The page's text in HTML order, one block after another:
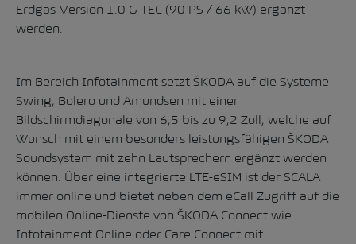
Erdgas-Version 1.0 G-TEC (90 PS / 66 kW) ergänzt
werden.
Im Bereich Infotainment setzt ŠKODA auf die Systeme
Swing, Bolero und Amundsen mit einer
Bildschirmdiagonale von 6,5 bis zu 9,2 Zoll, welche auf
Wunsch mit einem besonders leistungsfähigen ŠKODA
Soundsystem mit zehn Lautsprechern ergänzt werden
können. Über eine integrierte LTE-eSIM ist der SCALA
immer online und bietet neben dem eCall Zugriff auf die
mobilen Online-Dienste von ŠKODA Connect wie
Infotainment Online oder Care Connect mit